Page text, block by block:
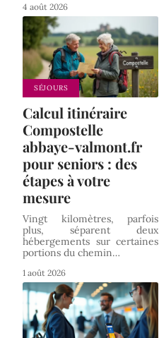
4 août 2026
SÉJOURS
Calcul itinéraire
Compostelle
abbaye-valmont.fr
pour seniors : des
étapes à votre
mesure
Vingt kilomètres, parfois
plus, séparent deux
hébergements sur certaines
portions du chemin…
1 août 2026